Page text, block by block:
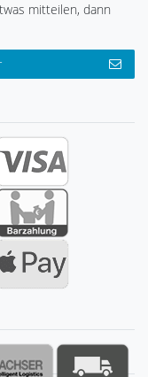
mitteilen, dann